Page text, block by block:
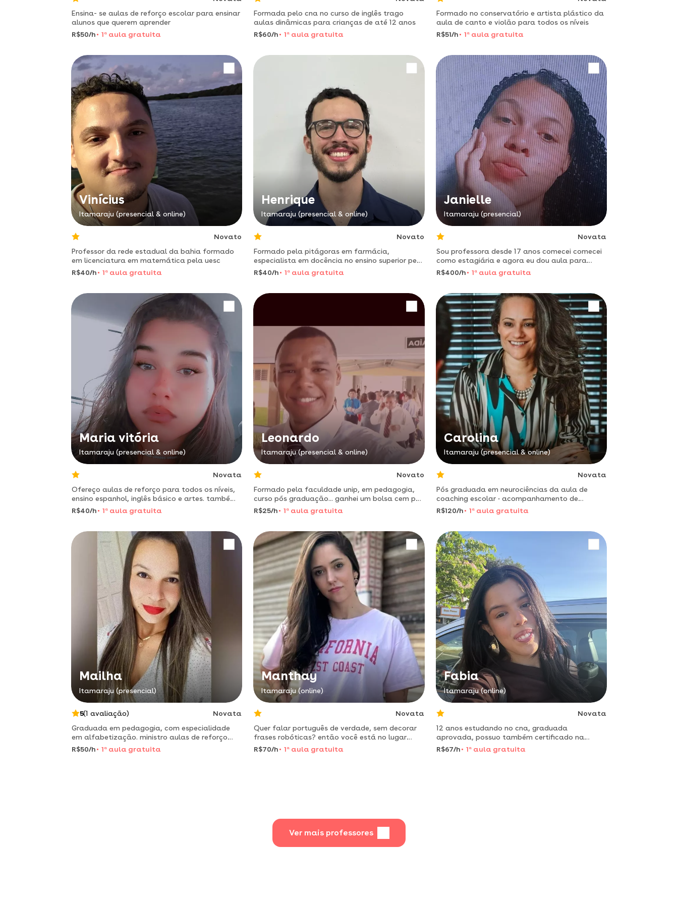
Ensina- se aulas de reforço escolar para ensinar
alunos que querem aprender
R$50/h
1 a aula gratuita
Formada pelo cna no curso de inglês trago
aulas dinâmicas para crianças de até 12 anos
R$60/h
1 a aula gratuita
Formado no conservatório e artista plástico da
aula de canto e violão para todos os níveis
R$51/h
1 aaula gratuita
Vinícius
Itamaraju (presencial & online)
Novato
Professor da rede estadual da bahia formado
em licenciatura em matemática pela uesc
R$40/h
1 a aula gratuita
Henrique
Itamaraju (presencial & online)
Novato
Formado pela pitágoras em farmácia,
especialista em docência no ensino superior pela
uniftb, e professor universitário a mais de 6
R$40/h 1 a aula gratuita
Janielle
Itamaraju (presencial)
Novata
Sou professora desde 17 anos comecei comecei
como estagiária e agora eu dou aula para
crianças abaixo de 12 anos de idade
R$400/h 1 aaula gratuita
Maria vitória
Itamaraju (presencial & online)
Novata
Ofereço aulas de reforço para todos os níveis,
ensino espanhol, inglês básico e artes. também
auxilio nas tarefas escolares com foco na
aprendizagem individual.
R$40/h 1 a aula gratuita
Leonardo
Itamaraju (presencial & online)
Novato
Formado pela faculdade unip, em pedagogia,
curso pós graduação... ganhei um bolsa cem por
cento pelo enem, no programa prouni.
R$25/h 1 a aula gratuita
Carolina
Itamaraju (presencial & online)
Novata
Pós graduada em neurociências da aula de
coaching escolar • acompanhamento de
tarefas de casa, • reforço escolar, •
organização do horários e do ambiente, •
R$120/h 1 aaula gratuita
Mailha
Itamaraju (presencial)
5(1 avaliação)
Novata
Graduada em pedagogia, com especialidade
em alfabetização. ministro aulas de reforço
online para ajudar alunos com dificuldades
escolares e redação.
R$50/h 1 a aula gratuita
Manthay
Itamaraju (online)
Novata
Quer falar português de verdade, sem decorar
frases robóticas? então você está no lugar
certo!
R$70/h 1 a aula gratuita
Fabia
Itamaraju (online)
Novata
12 anos estudando no cna, graduada
aprovada, possuo também certificado na
renomada universidade de cambridge
R$67/h 1 aaula gratuita
Ver mais professores